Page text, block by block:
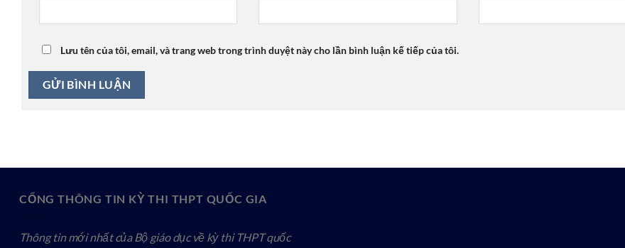
Lưu tên của tôi, email, và trang web trong trình duyệt này cho lần bình luận kế tiếp của tôi.
CỔNG THÔNG TIN KỲ THI THPT QUỐC GIA
Thông tin mới nhất của Bộ giáo dục về kỳ thi THPT quốc